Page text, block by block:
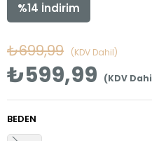
%14 İndirim
₺699,99 (KDV Dahil)
₺599,99 (KDV
BEDEN